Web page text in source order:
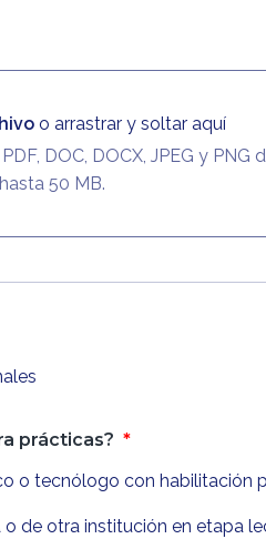
o arrastrar y soltar aquí
y soltar aquí
DOC, DOCX, JPEG y PNG
hasta 50 MB.
prácticas? *
Si, soy estudiante técnico o
o de otra institución en etapa